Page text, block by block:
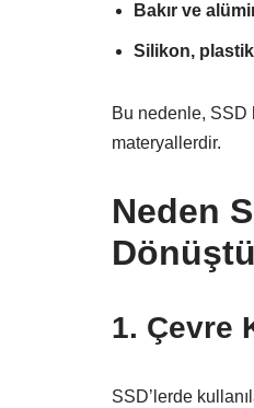
Bakır ve
Silikon,
Bu nedenle, SSD
materyallerdir.
Neden
1. Çevre
SSD’lerde